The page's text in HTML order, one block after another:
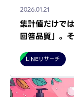
2026.01.21
集計値だけで
回答品質」。
LINEリサーチ